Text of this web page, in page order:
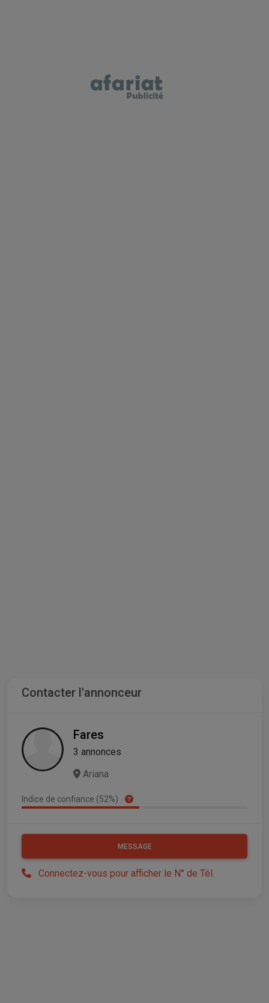
Contacter l'annonceur
Fares
3 annonces
Ariana
Indice de confiance (52%)
MESSAGE
Connectez-vous pour afficher le N° de Tél.